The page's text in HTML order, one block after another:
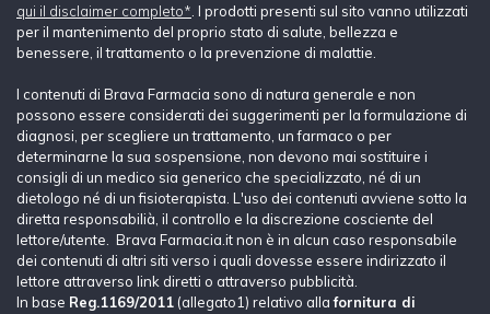
qui il disclaimer completo* . I prodotti presenti sul sito vanno utilizzati
per il mantenimento del proprio stato di salute, bellezza e
benessere, il trattamento o la prevenzione di malattie.
I contenuti di Brava Farmacia sono di natura generale e non
possono essere considerati dei suggerimenti per la formulazione di
diagnosi, per scegliere un trattamento, un farmaco o per
determinarne la sua sospensione, non devono mai sostituire i
consigli di un medico sia generico che specializzato, né di un
dietologo né di un fisioterapista. L'uso dei contenuti avviene sotto la
diretta responsabilià, il controllo e la discrezione cosciente del
lettore/utente. Brava Farmacia.it non è in alcun caso responsabile
dei contenuti di altri siti verso i quali dovesse essere indirizzato il
lettore attraverso link diretti o attraverso pubblicità.
In base Reg.1169/2011 (allegato1) relativo allafornitura di